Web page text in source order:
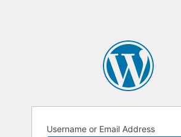
Username or Email Address